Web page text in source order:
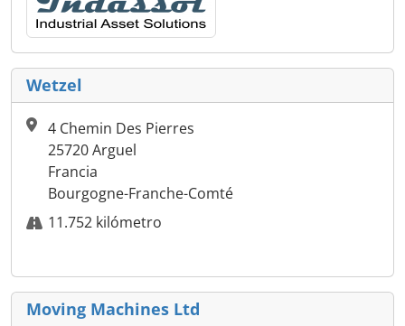
Wetzel
4 Chemin Des Pierres
25720 Arguel
Francia
Bourgogne-Franche-Comté
11.752 kilómetro
Moving Machines Ltd